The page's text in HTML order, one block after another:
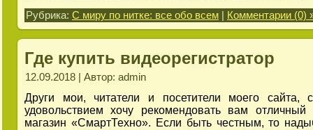
Рубрика: С миру по нитке: все обо всем Комментарии (0)
Где купить видеорегистратор
12.09.2018 | Автор: admin
Други мои, читатели и посетители моего сайта,
удовольствием хочу рекомендовать вам отличный
магазин «СмартТехно». Если быть честным, то